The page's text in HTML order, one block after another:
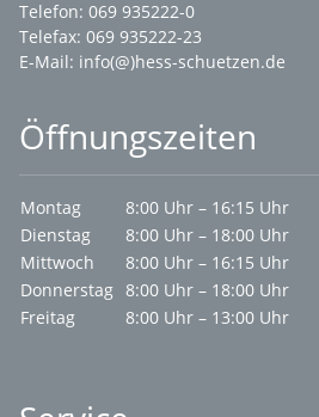
Telefon: 069 935222-0
Telefax: 069 935222-23
E-Mail: info(@)hess-schuetzen.de
Öffnungszeiten
Montag
8:00 Uhr – 16:15 Uhr
Dienstag
8:00 Uhr – 18:00 Uhr
Mittwoch
8:00 Uhr – 16:15 Uhr
Donnerstag 8:00 Uhr – 18:00 Uhr
Freitag
8:00 Uhr – 13:00 Uhr